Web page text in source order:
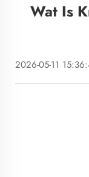
Wat Is
2026-05-11